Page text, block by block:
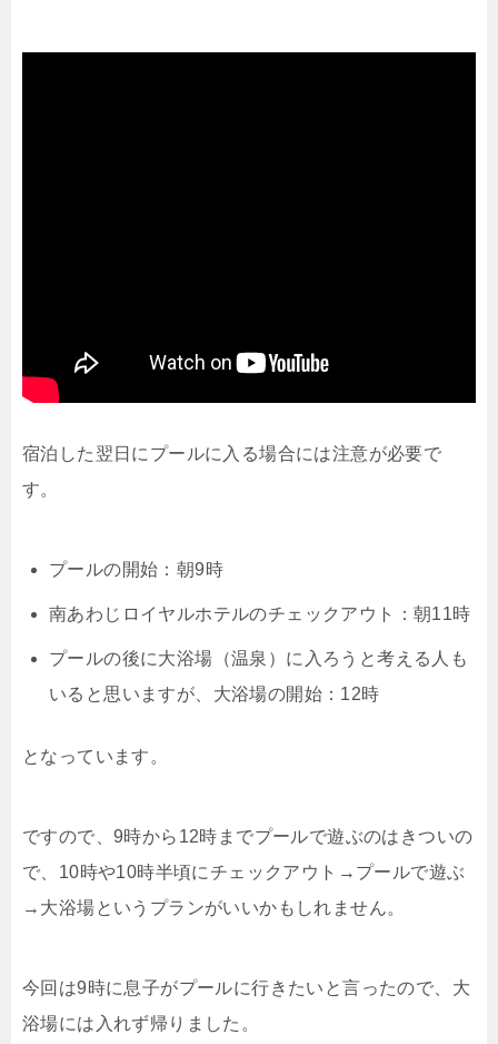
宿泊した翌日にプールに入る場合には注意が必要で
す。
プールの開始：朝9時
南あわじロイヤルホテルのチェックアウト：朝11時
プールの後に大浴場（温泉）に入ろうと考える人も
いると思いますが、大浴場の開始：12時
となっています。
ですので、9時から12時までプールで遊ぶのはきついの
で、10時や10時半頃にチェックアウト→プールで遊ぶ
→大浴場というプランがいいかもしれません。
今回は9時に息子がプールに行きたいと言ったので、大
浴場には入れず帰りました。